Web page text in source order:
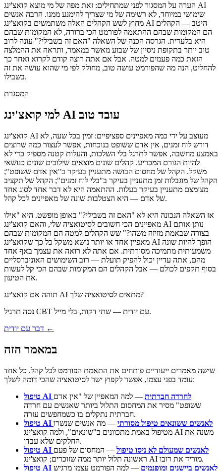
הערה על המסגור לפני שמתחילים: זאת מפה של מי מוצא קואצ'ינג AI
שימושי במיוחד, לא רשימה של מי שצריך להימנע ממנו. הרבה אנשים
מחוץ לשש הקהלים האלה משתמשים בקואצ'ינג AI היטב — הקהלים
הם המקומות שבהם ההתאמה לפורמט הכי ברורה, לא המקומות שבהם
היא בלעדית. הגרסה הכנה של השאלה "האם זה בשבילי?" עונה לרוב
טוב יותר בתקופת ניסיון של שבוע מאשר במאמר, ותראה את ההמלצה
הזאת כמה פעמים למטה. אבל אם אתה רוצה קודם לקרוא ואחר כך
להחליט, הנה מה שהפורמט עושה טוב, מחולק לפי מי שהוא עושה את זה
בשבילו.
‫המסגרת
למי קואצ'ינג AI עובד טוב
קואצ'ינג AI מעוצב על ידי כמה מאפיינים ספציפיים: זמין בכל שעה, לא
דורש לוח זמנים, אין אדם ששופט בנוכחות, אפשר לעצור כמה שרוצים
באמצע מחשבה, אפשר לתרגל בלי השלכות, והעלות קטנה מספיק כדי לא
להיות הגורם המכריע. קהלים שונים מוצאים שילובים שונים כנושאי
משקל. הקהל של מחסום הבושה מתעניין בעיקר ב"אין אדם ששופט";
הקהל של מוגבלות זמן מתעניין בעיקר ב"בלי לוח זמנים"; הקהל של תקציב
מצומצם מתעניין בעיקר בעלות. ההתאמה היא לא דבר אחד לסוג אחד
של אדם — היא הצטלבות שונה של מאפיינים לכל קהל.
אז השאלה הנכונה היא לא "האם זה בשבילי?" באופן מופשט. היא "אילו
מאפיינים הכי חשובים לסיטואציה שלי, והאם קואצ'ינג AI נותן אותם
בצורה שבאמת מזיזה משהו?" שש הקהלים למטה הם המקומות שבהם
מאפיין אחד או יותר נושא משקל כל כך שקואצ'ינג AI הופך להיות שונה
משמעותית מתמיכה מסורתית. אם אתה לא רואה את עצמך באף אחד
מהם, אתה עדיין יכול להפיק תועלת — רוב השימושים האוניברסליים
בסוף תקפים לכולם — אבל הקהלים הם המקומות שבהם הכי קל לעשות
את הטיעון.
תוהה אם קואצ'ינג AI מתאים לסיטואציה שלך?
נסה תרגיל CBT עם יודית — שתי דקות, בלי מייל.
דבר עם יודית ←
במאמר הזה
שישה מאמרים ייעודיים פותחים את התאמת הפורמט לכל קהל. כל אחד
עומד בפני עצמו, אפשר לקפוץ ישר לסיטואציה שהכי דומה לשלך:
טיפול AI לחרדה חברתית — למה המאפיין של "אין אדם
ששופט" מסיר את המחסום התלול ביותר שאנשים עם חרדה
חברתית נתקלים בו כשמחפשים עזרה.
טיפול AI לאנשים ששונאים טיפול מסורתי — מה אנשים שנשרו
מטיפול באמת מתכוונים ב"שונאים", ולמה קואצ'ינג AI משנה את
החלקים שלא עבדו.
טיפול AI לאנשים שמעולם לא ניסו טיפול — המחסום של פעם
ראשונה תלול יותר ממה שזוכרים; קואצ'ינג AI מוריד את רובו.
טיפול AI לאנשים ביישנים ומופנמים — למה הפורמט עצמו מרגיש